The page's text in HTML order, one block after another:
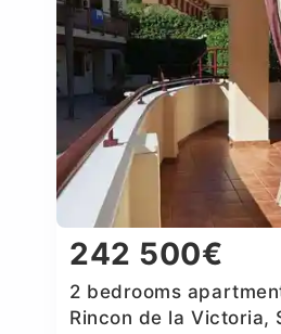
242 500€
2 bedrooms
Rincon de la Victoria,